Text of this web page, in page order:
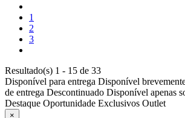
1
2
3
Resultado(s) 1 - 15 de 33
Disponível para entrega Disponível
de entrega Descontinuado Disponível apenas
Destaque Oportunidade Exclusivos Outlet
×